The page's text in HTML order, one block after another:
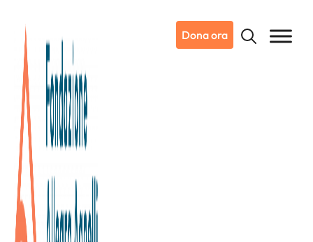
Dona ora
18/01/2020
Dicono di noi
La sala in attesa – Buongiorno
Torino